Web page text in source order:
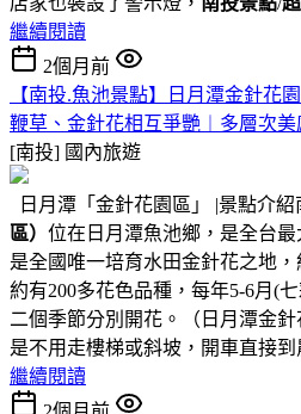
繼續閱讀
2個月前
【南投.魚池景點】日月潭金針花
鞭草、金針花相互爭艷︱多層次美
[南投] 國內旅遊
日月潭「金針花園區」 |景點介紹
區） 位在日月潭魚池鄉，是全台
是全國唯一培育水田金針花之地
約有200多花色品種，每年5-6月(
二個季節分別開花。（日月潭金
是不用走樓梯或斜坡，開車直接到
繼續閱讀